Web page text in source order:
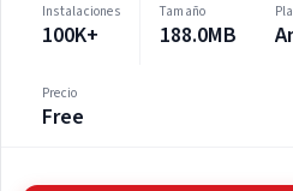
Instalaciones
100K+
Tamaño
188.0MB
Precio
Free